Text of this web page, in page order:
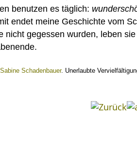
benutzen es täglich:
endet meine Geschichte vom
nicht gegessen wurden, leben
Sabine Schadenbauer. Unerlaubte